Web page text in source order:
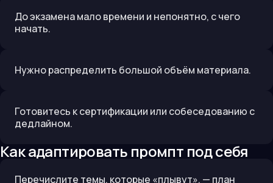
До экзамена мало времени и непонятно, с чего
начать.
Нужно распределить большой объём материала.
Готовитесь к сертификации или собеседованию с
дедлайном.
Как адаптировать промпт под себя
Перечислите темы, которые «плывут», — план